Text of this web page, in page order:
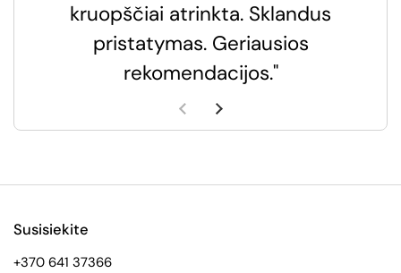
kruopščiai atrinkta. Sklandus
pristatymas. Geriausios
rekomendacijos."
Ankstesnė skaidrė
Kita skaidrė
Susisiekite
+370 641 37366